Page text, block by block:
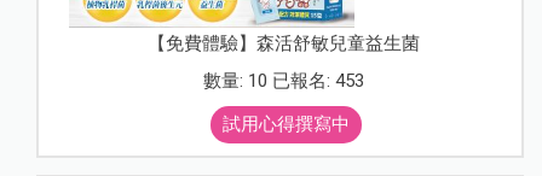
【免費體驗】森活舒敏兒童益生菌
數量: 10 已報名: 453
試用心得撰寫中